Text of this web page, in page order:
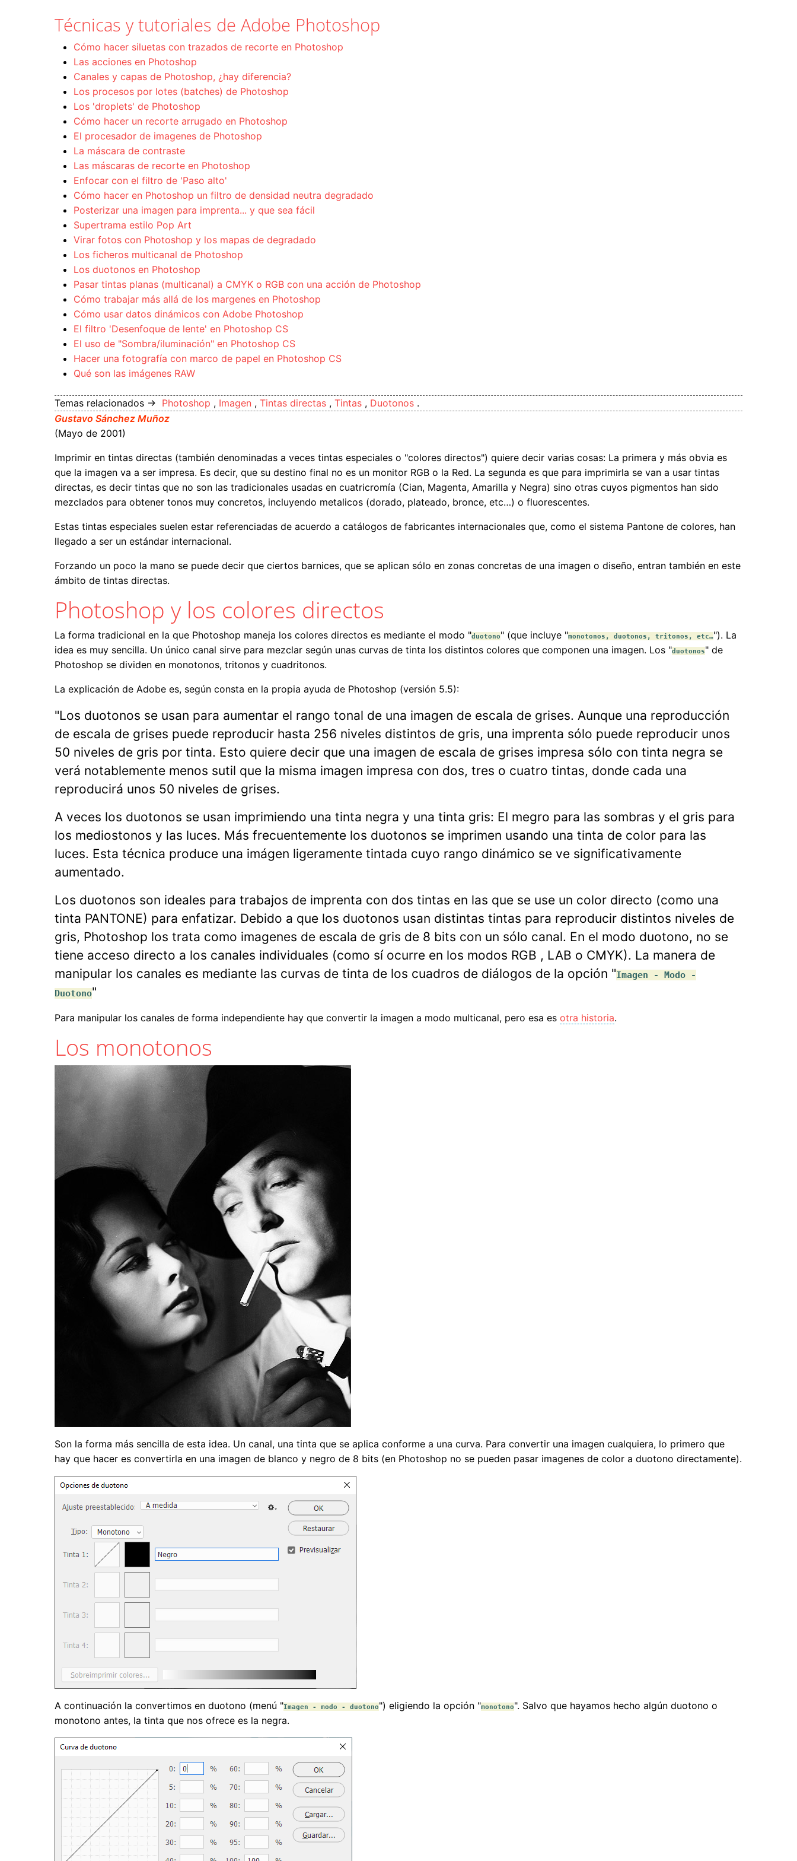
Técnicas y tutoriales de Adobe Photoshop
Cómo hacer siluetas con trazados de recorte en Photoshop
Las acciones en Photoshop
Canales y capas de Photoshop, ¿hay diferencia?
Los procesos por lotes (batches) de Photoshop
Los 'droplets' de Photoshop
Cómo hacer un recorte arrugado en Photoshop
El procesador de imagenes de Photoshop
La máscara de contraste
Las máscaras de recorte en Photoshop
Enfocar con el filtro de 'Paso alto'
Cómo hacer en Photoshop un filtro de densidad neutra degradado
Posterizar una imagen para imprenta... y que sea fácil
Supertrama estilo Pop Art
Virar fotos con Photoshop y los mapas de degradado
Los ficheros multicanal de Photoshop
Los duotonos en Photoshop
Pasar tintas planas (multicanal) a CMYK o RGB con una acción de Photoshop
Cómo trabajar más allá de los margenes en Photoshop
Cómo usar datos dinámicos con Adobe Photoshop
El filtro 'Desenfoque de lente' en Photoshop CS
El uso de "Sombra/iluminación" en Photoshop CS
Hacer una fotografía con marco de papel en Photoshop CS
Qué son las imágenes RAW
Temas relacionados → Photoshop , Imagen , Tintas directas , Tintas , Duotonos .
Gustavo Sánchez Muñoz
(Mayo de 2001)
Imprimir en tintas directas (también denominadas a veces tintas especiales o "colores directos") quiere decir varias cosas: La primera y más obvia es
que la imagen va a ser impresa. Es decir, que su destino final no es un monitor RGB o la Red. La segunda es que para imprimirla se van a usar tintas
directas, es decir tintas que no son las tradicionales usadas en cuatricromía (Cian, Magenta, Amarilla y Negra) sino otras cuyos pigmentos han sido
mezclados para obtener tonos muy concretos, incluyendo metalicos (dorado, plateado, bronce, etc…) o fluorescentes.
Estas tintas especiales suelen estar referenciadas de acuerdo a catálogos de fabricantes internacionales que, como el sistema Pantone de colores, han
llegado a ser un estándar internacional.
Forzando un poco la mano se puede decir que ciertos barnices, que se aplican sólo en zonas concretas de una imagen o diseño, entran también en este
ámbito de tintas directas.
Photoshop y los colores directos
La forma tradicional en la que Photoshop maneja los colores directos es mediante el modo "duotono" (que incluye "monotonos, duotonos, tritonos, etc…"). La
idea es muy sencilla. Un único canal sirve para mezclar según unas curvas de tinta los distintos colores que componen una imagen. Los "duotonos" de
Photoshop se dividen en monotonos, tritonos y cuadritonos.
La explicación de Adobe es, según consta en la propia ayuda de Photoshop (versión 5.5):
"Los duotonos se usan para aumentar el rango tonal de una imagen de escala de grises. Aunque una reproducción
de escala de grises puede reproducir hasta 256 niveles distintos de gris, una imprenta sólo puede reproducir unos
50 niveles de gris por tinta. Esto quiere decir que una imagen de escala de grises impresa sólo con tinta negra se
verá notablemente menos sutil que la misma imagen impresa con dos, tres o cuatro tintas, donde cada una
reproducirá unos 50 niveles de grises.
A veces los duotonos se usan imprimiendo una tinta negra y una tinta gris: El megro para las sombras y el gris para
los mediostonos y las luces. Más frecuentemente los duotonos se imprimen usando una tinta de color para las
luces. Esta técnica produce una imágen ligeramente tintada cuyo rango dinámico se ve significativamente
aumentado.
Los duotonos son ideales para trabajos de imprenta con dos tintas en las que se use un color directo (como una
tinta PANTONE) para enfatizar. Debido a que los duotonos usan distintas tintas para reproducir distintos niveles de
gris, Photoshop los trata como imagenes de escala de gris de 8 bits con un sólo canal. En el modo duotono, no se
tiene acceso directo a los canales individuales (como sí ocurre en los modos RGB , LAB o CMYK). La manera de
manipular los canales es mediante las curvas de tinta de los cuadros de diálogos de la opción "Imagen - Modo -
Duotono"
Para manipular los canales de forma independiente hay que convertir la imagen a modo multicanal, pero esa es otra historia.
Los monotonos
Son la forma más sencilla de esta idea. Un canal, una tinta que se aplica conforme a una curva. Para convertir una imagen cualquiera, lo primero que
hay que hacer es convertirla en una imagen de blanco y negro de 8 bits (en Photoshop no se pueden pasar imagenes de color a duotono directamente).
A continuación la convertimos en duotono (menú "Imagen - modo - duotono") eligiendo la opción "monotono". Salvo que hayamos hecho algún duotono o
monotono antes, la tinta que nos ofrece es la negra.